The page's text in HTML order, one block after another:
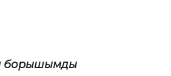
борышымды